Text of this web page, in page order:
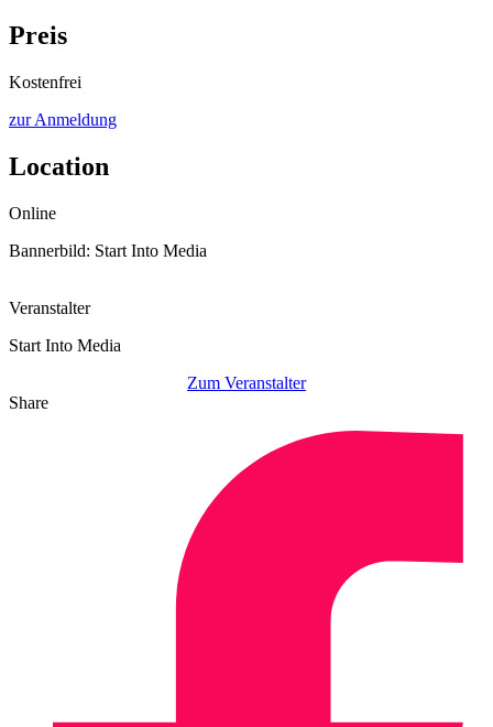
Preis
Kostenfrei
zur Anmeldung
Location
Online
Bannerbild: Start Into Media
Veranstalter
Start Into Media
Zum Veranstalter
Share